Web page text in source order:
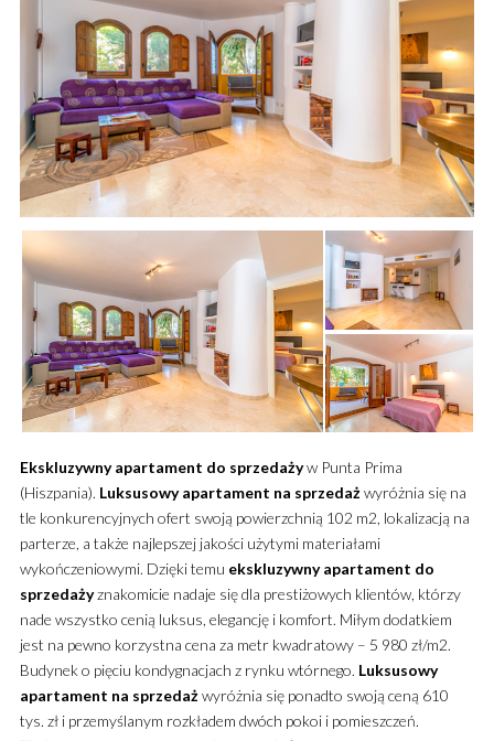
Ekskluzywny apartament do sprzedażyw Punta Prima
(Hiszpania). Luksusowy apartament na sprzedażwyróżnia się na
tle konkurencyjnych ofert swoją powierzchnią 102 m2, lokalizacją na
parterze, a także najlepszej jakości użytymi materiałami
wykończeniowymi. Dzięki temu ekskluzywny apartament do
sprzedażyznakomicie nadaje się dla prestiżowych klientów, którzy
nade wszystko cenią luksus, elegancję i komfort. Miłym dodatkiem
jest na pewno korzystna cena za metr kwadratowy – 5 980 zł/m2.
Budynek o pięciu kondygnacjach z rynku wtórnego. Luksusowy
apartament na sprzedażwyróżnia się ponadto swoją ceną 610
tys. zł i przemyślanym rozkładem dwóch pokoi i pomieszczeń.